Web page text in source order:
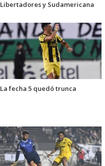
Libertadores y Sudamericana
La fecha 5 quedó trunca